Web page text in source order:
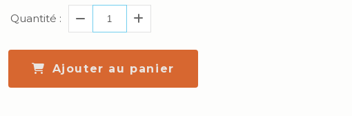
Quantité :
Ajouter au panier